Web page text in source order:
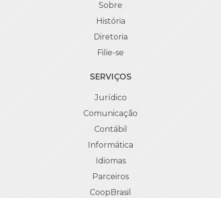
Sobre
História
Diretoria
Filie-se
SERVIÇOS
Jurídico
Comunicação
Contábil
Informática
Idiomas
Parceiros
CoopBrasil